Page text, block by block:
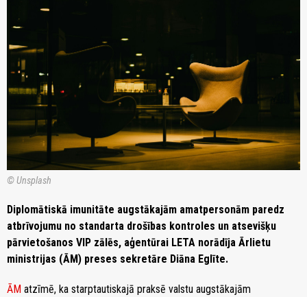
© Unsplash
Diplomātiskā imunitāte augstākajām amatpersonām paredz
atbrīvojumu no standarta drošības kontroles un atsevišķu
pārvietošanos VIP zālēs, aģentūrai LETA norādīja Ārlietu
ministrijas (ĀM) preses sekretāre Diāna Eglīte.
ĀM atzīmē, ka starptautiskajā praksē valstu augstākajām